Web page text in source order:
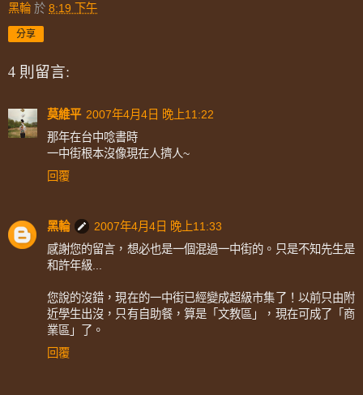
黑輪 於 8:19 下午
分享
4 則留言:
莫維平 2007年4月4日 晚上11:22
那年在台中唸書時
一中街根本沒像現在人擠人~
回覆
黑輪
2007年4月4日 晚上11:33
感謝您的留言，想必也是一個混過一中街的。只是不知先生是
和許年級...
您說的沒錯，現在的一中街已經變成超級市集了！以前只由附
近學生出沒，只有自助餐，算是「文教區」，現在可成了「商
業區」了。
回覆